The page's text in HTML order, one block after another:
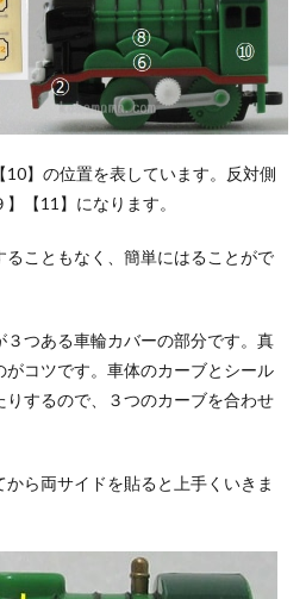
】の位置を表しています。反対側
【11】になります。
ることもなく、簡単にはることがで
３つある車輪カバーの部分です。真
がコツです。車体のカーブとシール
するので、３つのカーブを合わせ
から両サイドを貼ると上手くいきま